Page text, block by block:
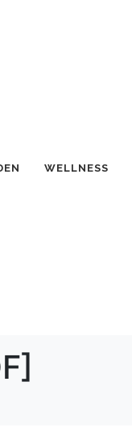
WELLNESS